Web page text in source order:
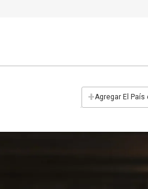
+Agregar El País